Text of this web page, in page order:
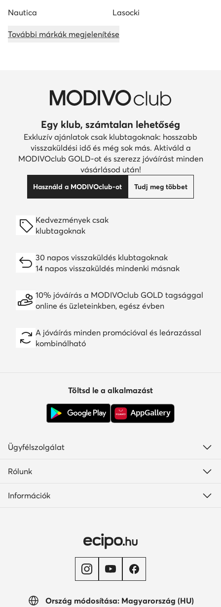
Nautica Lasocki
További márkák megjelenítése
Egy klub, számtalan lehetőség
Exkluzív ajánlatok csak klubtagoknak: hosszabb
visszaküldési idő és még sok más. Aktiváld a
MODIVOclub GOLD-ot és szerezz jóváírást minden
vásárlásod után!
Használd a MODIVOclub-ot Tudj meg többet
Kedvezmények csak
klubtagoknak
30 napos visszaküldés klubtagoknak
14 napos visszaküldés mindenki másnak
10% jóváírás a MODIVOclub GOLD tagsággal
online és üzleteinkben, egész évben
A jóváírás minden promócióval és leárazással
kombinálható
Ország módosítása: Magyarország (HU)
Töltsd le a alkalmazást
Ügyfélszolgálat
Rólunk
Információk